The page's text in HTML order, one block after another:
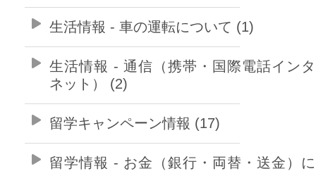
生活情報 - 車の運転について (1)
生活情報 - 通信（携帯・国際電話イン
ネット） (2)
留学キャンペーン情報 (17)
留学情報 - お金（銀行・両替・送金）